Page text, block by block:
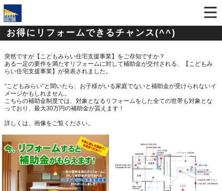
お得にリフォームできるチャンス(^^)
突然ですが【こどもみらい住宅支援事業】をご存知ですか？
ある一定の要件を満たすリフォームに対して補助金が交付される、
【こどもみ
らい住宅支援事業】が発表されました。
“こどもみらい”と聞いたら、お子様がいる家庭でないと 補助金が受けられないイ
メージかもしれません。
こちらの補助金制度では、 対象となるリフォームをした全ての世帯も対象とな
っており、最大30万円の補助金が貰えます！
詳しくは、 画像をご覧ください。